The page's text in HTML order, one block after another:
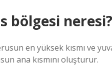
bölgesi neresi?
en yüksek kısmı ve
ana kısmını oluşturur.